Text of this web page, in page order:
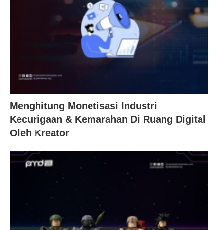
Menghitung Monetisasi Industri
Kecurigaan & Kemarahan Di Ruang Digital
Oleh Kreator